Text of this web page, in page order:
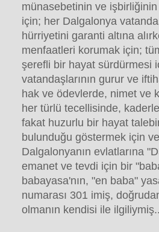
münasebetinin ve
için; her Dalgalonya
hürriyetini garanti altına
menfaatleri korumak için;
şerefli bir hayat sürdürmesi
vatandaşlarının gurur ve
hak ve ödevlerde, nimet ve
her türlü tecellisinde,
fakat huzurlu bir hayat
bulunduğu göstermek için
Dalgalonyanın evlatlarına
emanet ve tevdi için bir
babayasa'nın, "en baba"
numarası 301 imiş,
olmanın kendisi ile